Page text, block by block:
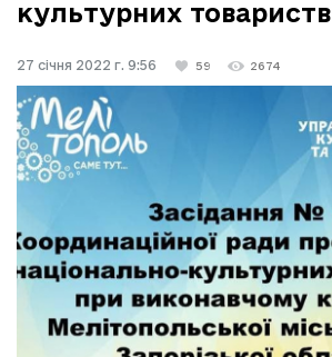
культурних товариств
27 січня 2022 г. 9:56 59 2674